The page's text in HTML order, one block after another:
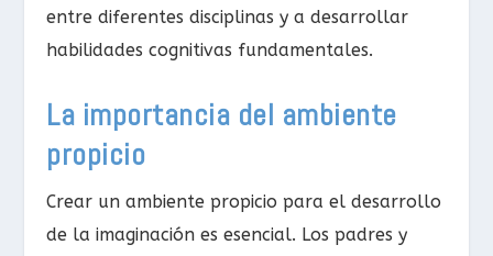
entre diferentes disciplinas y a desarrollar
habilidades cognitivas fundamentales.
La importancia del ambiente
propicio
Crear un ambiente propicio para el desarrollo
de la imaginación es esencial. Los padres y